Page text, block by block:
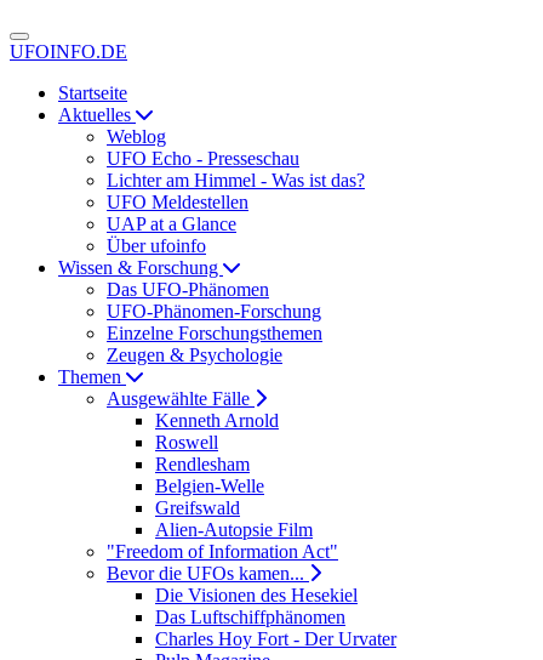
UFOINFO.DE
Startseite
Aktuelles
Weblog
UFO Echo - Presseschau
Lichter am Himmel - Was ist das?
UFO Meldestellen
UAP at a Glance
Über ufoinfo
Wissen & Forschung
Das UFO-Phänomen
UFO-Phänomen-Forschung
Einzelne Forschungsthemen
Zeugen & Psychologie
Themen
Ausgewählte Fälle
Kenneth Arnold
Roswell
Rendlesham
Belgien-Welle
Greifswald
Alien-Autopsie Film
"Freedom of Information Act"
Bevor die UFOs kamen...
Die Visionen des Hesekiel
Das Luftschiffphänomen
Charles Hoy Fort - Der Urvater